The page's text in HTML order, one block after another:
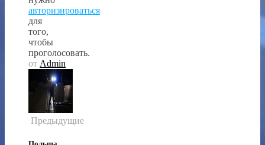
авторизироваться
для
того,
чтобы
проголосовать.
от Admin
Предыдущие